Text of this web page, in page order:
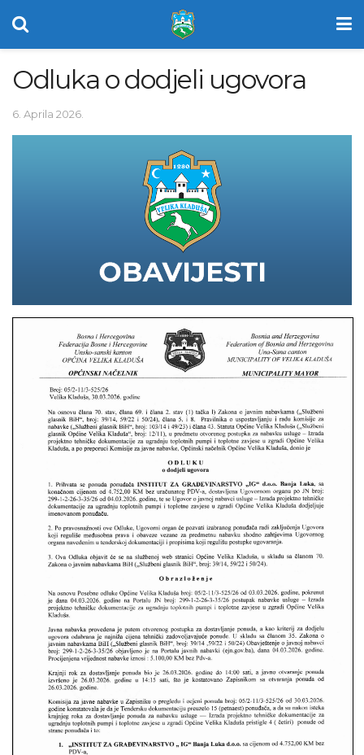
Odluka o dodjeli ugovora
6. Aprila 2026.